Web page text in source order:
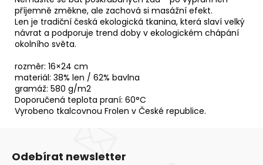
příjemně změkne, ale zachová si masážní efekt.
Len je tradiční česká ekologická tkanina, která slaví velký
návrat a podporuje trend doby v ekologickém chápání
okolního světa.
rozměr: 16×24 cm
materiál: 38% len / 62% bavlna
gramáž: 580 g/m2
Doporučená teplota praní: 60°C
Vyrobeno tkalcovnou Frolen v České republice.
Odebírat newsletter